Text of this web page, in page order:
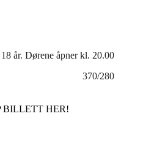
18 år. Dørene åpner kl. 20.00
370/280
BILLETT HER!